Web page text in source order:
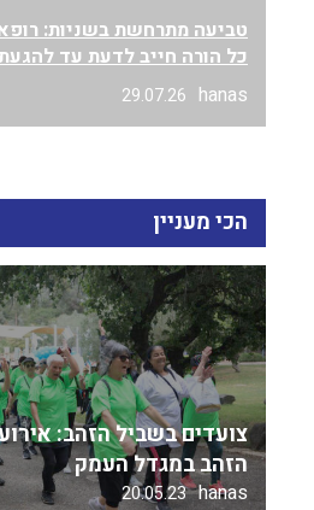
טביעה מתרחשת בשניות:
כל הורה חייב לדעת עד
hanas
29.07.26
הכי מעניין
צועדים בשביל הזהב:
הזהב במגדל העמק
hanas
20.05.23